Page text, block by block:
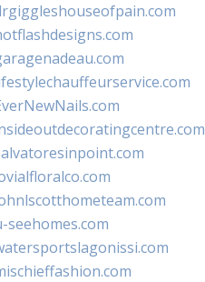
seehomes.com